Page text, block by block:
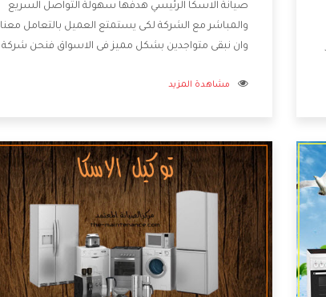
صيانة الاسكا الرئيسي هدفها سهولة التواصل السريع
والمباشر مع الشركة لكى يستمتع العميل بالتعامل معنا
وان نبقى متواجدين بشكل مميز فى الاسواق فنحن شركة
بالخدمات التى تنفرد الشركة بها والتى تكون منها خدمة
الاسكا تقدم لنا جميع الأجهزة التى نبحث عنها وأقوى
الأسعار التى تكون مناسبة لكثير من العملاء
مشاهدة المزيد